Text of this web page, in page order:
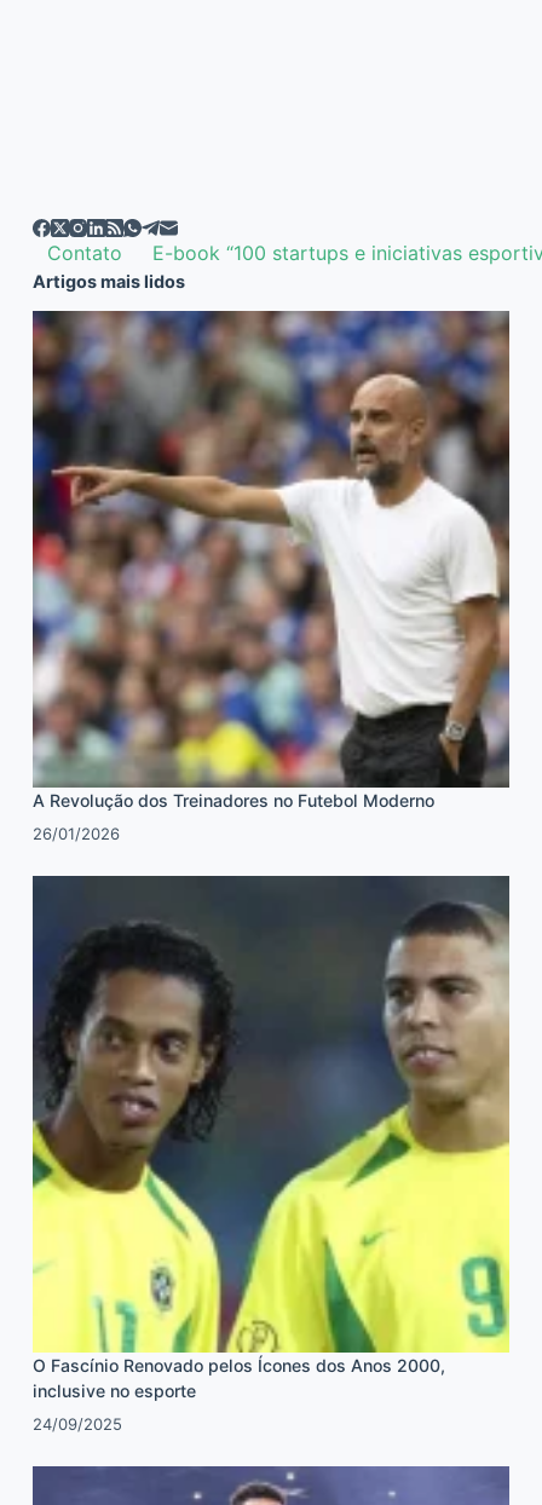
Contato E-book “100 startups e iniciativas
Artigos mais lidos
A Revolução dos Treinadores no Futebol Moderno
26/01/2026
O Fascínio Renovado pelos Ícones dos Anos 2000,
inclusive no esporte
24/09/2025